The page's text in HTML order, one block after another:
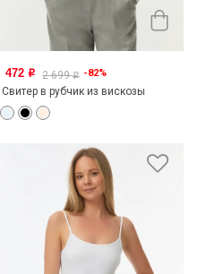
472 o 2 699o -82%
Свитер в рубчик из вискозы